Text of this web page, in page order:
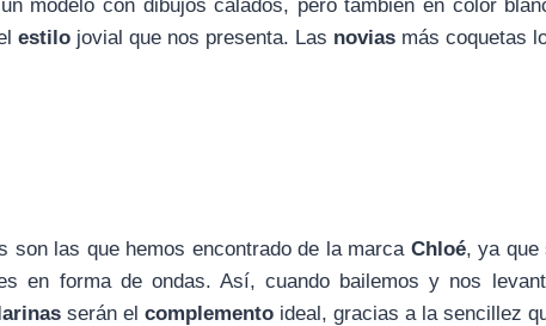
modelo con dibujos calados, pero también en color
estilo jovial que nos presenta. Las novias más coquetas
son las que hemos encontrado de la marca Chloé, ya que
en forma de ondas. Así, cuando bailemos y nos
serán el complemento ideal, gracias a la sencillez